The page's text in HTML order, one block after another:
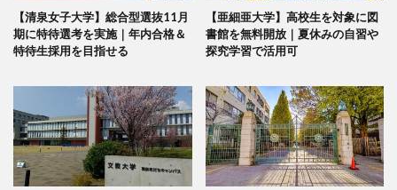
【清泉女子大学】総合型選抜11月
期に特待選考を実施｜年内合格＆
特待生採用を目指せる
【亜細亜大学】高校生を対象に図
書館を無料開放｜夏休みの自習や
探究学習で活用可